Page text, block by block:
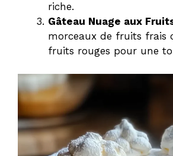
riche.
Gâteau Nuage aux
morceaux de fruits frais
fruits rouges pour une